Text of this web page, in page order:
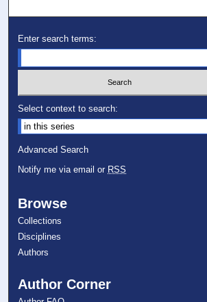
Enter search terms:
Select context to search:
Advanced Search
Notify me via email or RSS
Browse
Collections
Disciplines
Authors
Author Corner